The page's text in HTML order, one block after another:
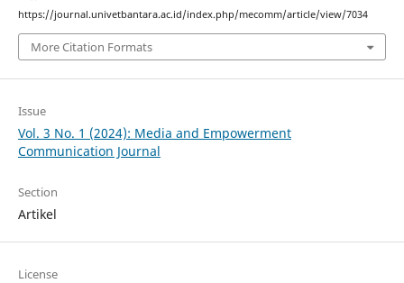
https://journal.univetbantara.ac.id/index.php/mecomm/article/view/7034
More Citation Formats
Issue
Vol. 3 No. 1 (2024): Media and Empowerment
Communication Journal
Section
Artikel
License